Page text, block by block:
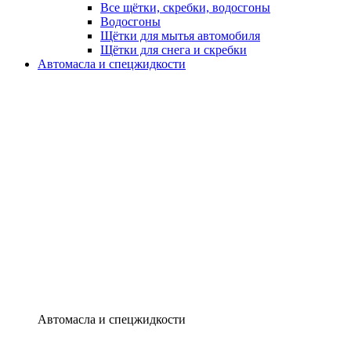
Все щётки, скребки, водосгоны
Водосгоны
Щётки для мытья автомобиля
Щётки для снега и скребки
Автомасла и спецжидкости
Автомасла и спецжидкости